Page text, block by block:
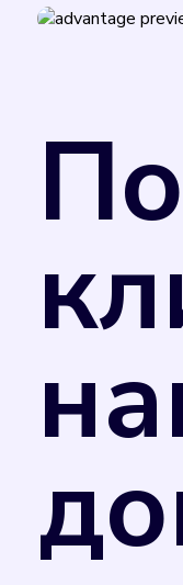
Поверка
применения
отметкой в
счетчика.